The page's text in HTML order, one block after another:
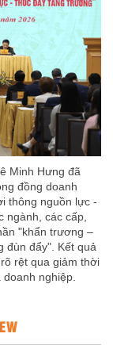
Minh Hưng đã
đồng doanh
thông nguồn lực -
các cấp,
"khẩn trương –
đùn đẩy". Kết quả
rệt qua giảm thời
nghiệp.